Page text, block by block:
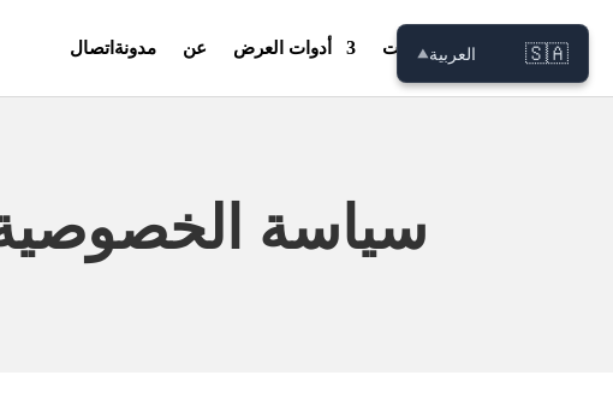
بيت أدوات العرض عن مدونةاتصال
سياسة
🇸🇦 العربية▼